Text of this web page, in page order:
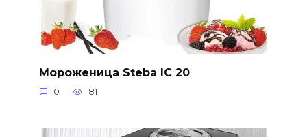
Мороженица Steba IC 20
0 81